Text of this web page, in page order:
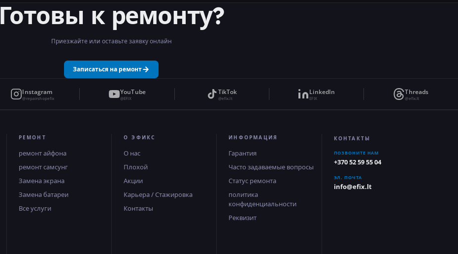
Готовы к ремонту?
Приезжайте или оставьте заявку онлайн
Записаться на ремонт
Instagram
@repairshopefix
YouTube
@EFIX
TikTok
@efix.lt
LinkedIn
EFIX
Threads
@efix.lt
РЕМОНТ
ремонт айфона
ремонт самсунг
Замена экрана
Замена батареи
Все услуги
О ЭФИКС
О нас
Плохой
Акции
Карьера / Стажировка
Контакты
ИНФОРМАЦИЯ
Гарантия
Часто задаваемые вопросы
Статус ремонта
политика
конфиденциальности
Реквизит
КОНТАКТЫ
ПОЗВОНИТЕ НАМ
+370 52 59 55 04
ЭЛ. ПОЧТА
info@efix.lt